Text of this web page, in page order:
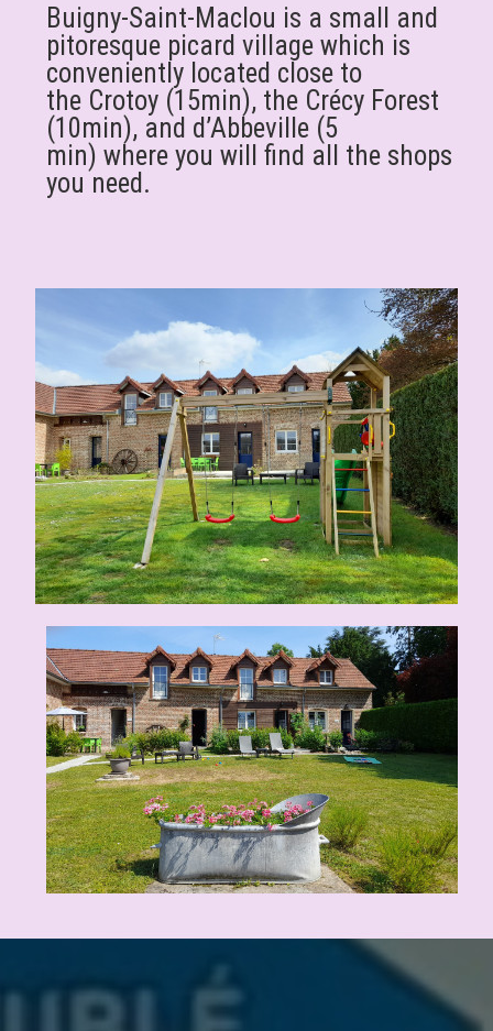
Buigny-Saint-Maclou is a small and
pitoresque picard village which is
conveniently located close to
the Crotoy (15min), the Crécy Forest
(10min), and d’Abbeville (5
min) where you will find all the shops
you need.